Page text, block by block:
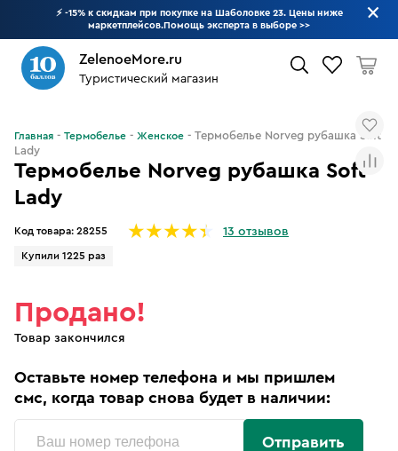
⚡ -15% к скидкам при покупке на Шаболовке 23. Цены ниже
маркетплейсов.Помощь эксперта в выборе >>
ZelenoeMore.ru
Туристический магазин
Термобелье Norveg рубашка Soft
Lady
Код товара: 28255 13 отзывов
Купили 1225 раз
Главная Термобелье Женское
Термобелье Norveg рубашка Soft
Lady
Продано!
Товар закончился
Оставьте номер телефона и мы пришлем
смс, когда товар снова будет в наличии:
Отправить